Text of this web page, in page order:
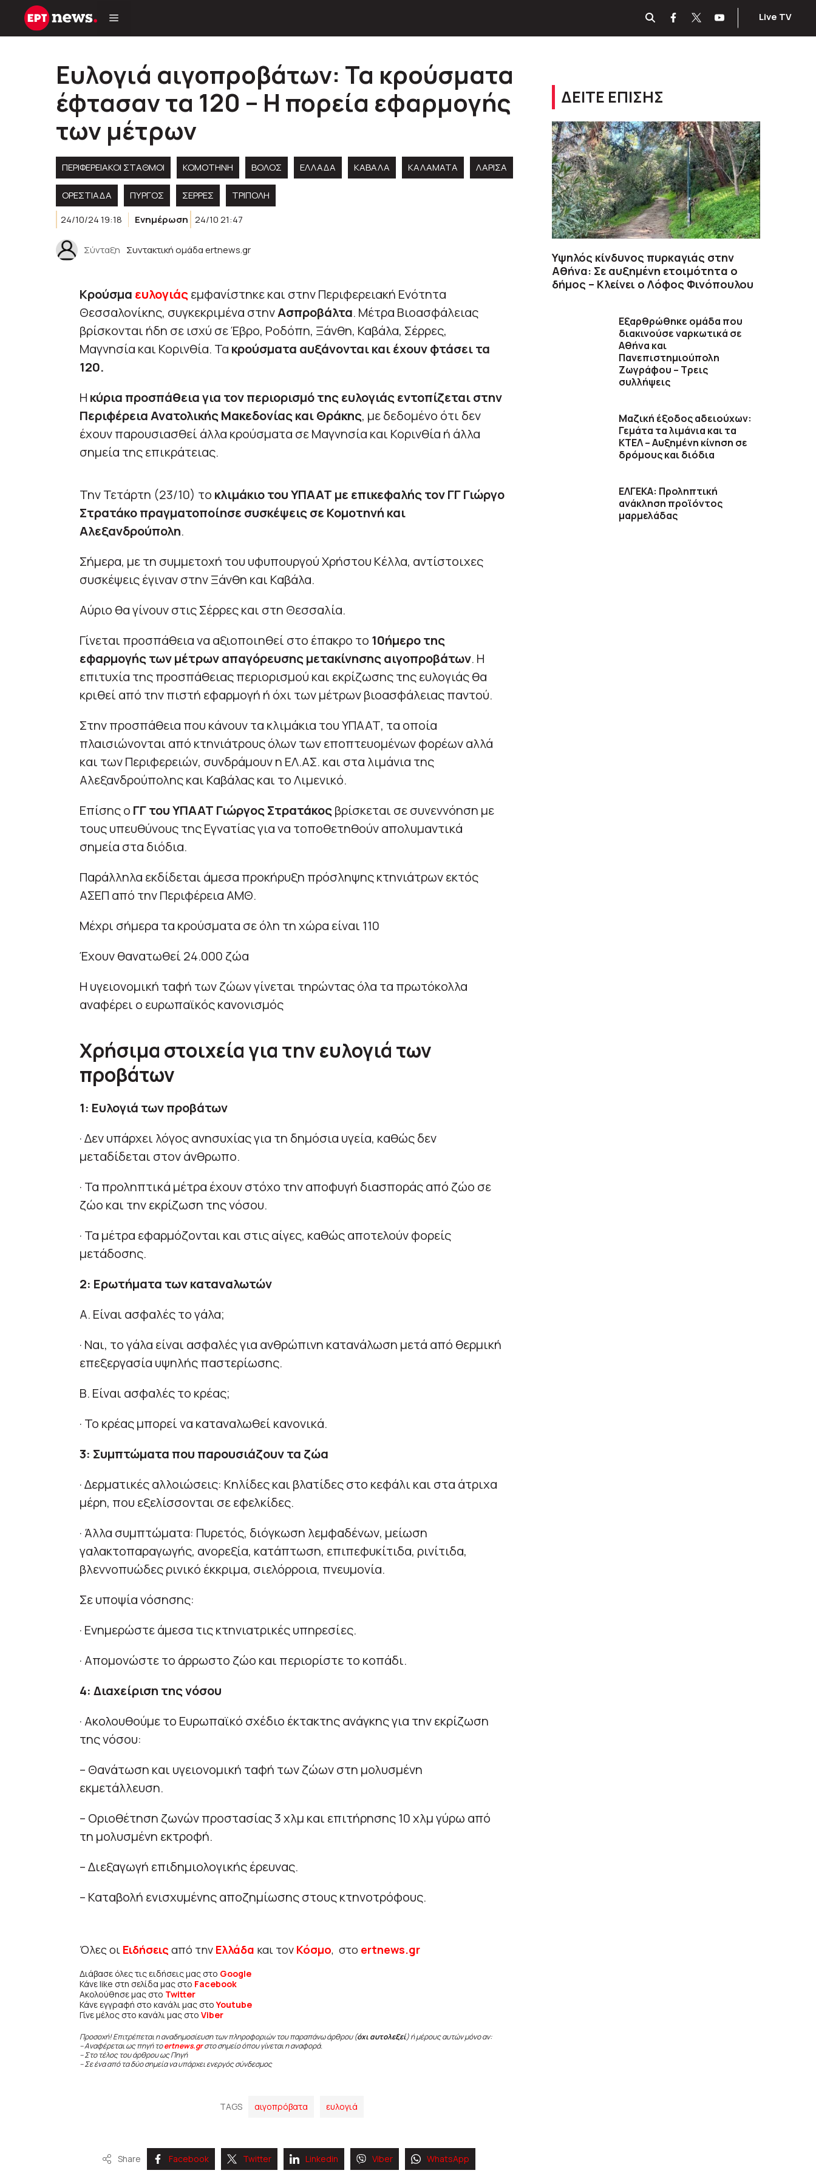
Μετάβαση
Live TV
Ευλογιά αιγοπροβάτων: Τα κρούσματα
έφτασαν τα 120 – Η πορεία εφαρμογής
των μέτρων
ΠΕΡΙΦΕΡΕΙΑΚΟΊ ΣΤΑΘΜΟΊ KOMOTHNH ΒΟΛΟΣ ΕΛΛΑΔΑ ΚΑΒΑΛΑ ΚΑΛΑΜΑΤΑ ΛΑΡΙΣΑ
ΟΡΕΣΤΙΑΔΑ ΠΥΡΓΟΣ ΣΕΡΡΕΣ
ΤΡΙΠΟΛΗ
24/10/24 19:18
Ενημέρωση 24/10 21:47
Σύνταξη Συντακτική ομάδα ertnews.gr
Κρούσμα ευλογιάς εμφανίστηκε και στην Περιφερειακή Ενότητα
Θεσσαλονίκης, συγκεκριμένα στηνΑσπροβάλτα. Μέτρα Βιοασφάλειας
βρίσκονται ήδη σε ισχύ σε Έβρο, Ροδόπη, Ξάνθη, Καβάλα, Σέρρες,
Μαγνησία και Κορινθία. Τα κρούσματα αυξάνονται και έχουν φτάσει τα
120.
Η κύρια προσπάθεια για τον περιορισμό της ευλογιάς εντοπίζεται στην
Περιφέρεια Ανατολικής Μακεδονίας και Θράκης, με δεδομένο ότι δεν
έχουν παρουσιασθεί άλλα κρούσματα σε Μαγνησία και Κορινθία ή άλλα
σημεία της επικράτειας.
Την Τετάρτη (23/10) το κλιμάκιο του ΥΠΑΑΤ με επικεφαλής τον ΓΓ Γιώργο
Στρατάκο πραγματοποίησε συσκέψεις σε Κομοτηνή και
Αλεξανδρούπολη.
Σήμερα, με τη συμμετοχή του υφυπουργού Χρήστου Κέλλα, αντίστοιχες
συσκέψεις έγιναν στην Ξάνθη και Καβάλα.
Αύριο θα γίνουν στις Σέρρες και στη Θεσσαλία.
Γίνεται προσπάθεια να αξιοποιηθεί στο έπακρο το 10ήμερο της
εφαρμογής των μέτρων απαγόρευσης μετακίνησης αιγοπροβάτων. Η
επιτυχία της προσπάθειας περιορισμού και εκρίζωσης της ευλογιάς θα
κριθεί από την πιστή εφαρμογή ή όχι των μέτρων βιοασφάλειας παντού.
Στην προσπάθεια που κάνουν τα κλιμάκια του ΥΠΑΑΤ, τα οποία
πλαισιώνονται από κτηνιάτρους όλων των εποπτευομένων φορέων αλλά
και των Περιφερειών, συνδράμουν η ΕΛ.ΑΣ. και στα λιμάνια της
Αλεξανδρούπολης και Καβάλας και το Λιμενικό.
Επίσης ο ΓΓ του ΥΠΑΑΤ Γιώργος Στρατάκοςβρίσκεται σε συνεννόηση με
τους υπευθύνους της Εγνατίας για να τοποθετηθούν απολυμαντικά
σημεία στα διόδια.
Παράλληλα εκδίδεται άμεσα προκήρυξη πρόσληψης κτηνιάτρων εκτός
ΑΣΕΠ από την Περιφέρεια ΑΜΘ.
Μέχρι σήμερα τα κρούσματα σε όλη τη χώρα είναι 110
Έχουν θανατωθεί 24.000 ζώα
Η υγειονομική ταφή των ζώων γίνεται τηρώντας όλα τα πρωτόκολλα
αναφέρει ο ευρωπαϊκός κανονισμός
Χρήσιμα στοιχεία για την ευλογιά των
προβάτων
1: Ευλογιά των προβάτων
· Δεν υπάρχει λόγος ανησυχίας για τη δημόσια υγεία, καθώς δεν
μεταδίδεται στον άνθρωπο.
· Τα προληπτικά μέτρα έχουν στόχο την αποφυγή διασποράς από ζώο σε
ζώο και την εκρίζωση της νόσου.
· Τα μέτρα εφαρμόζονται και στις αίγες, καθώς αποτελούν φορείς
μετάδοσης.
2: Ερωτήματα των καταναλωτών
Α. Είναι ασφαλές το γάλα;
· Ναι, το γάλα είναι ασφαλές για ανθρώπινη κατανάλωση μετά από θερμική
επεξεργασία υψηλής παστερίωσης.
Β. Είναι ασφαλές το κρέας;
· Το κρέας μπορεί να καταναλωθεί κανονικά.
3: Συμπτώματα που παρουσιάζουν τα ζώα
· Δερματικές αλλοιώσεις: Κηλίδες και βλατίδες στο κεφάλι και στα άτριχα
μέρη, που εξελίσσονται σε εφελκίδες.
· Άλλα συμπτώματα: Πυρετός, διόγκωση λεμφαδένων, μείωση
γαλακτοπαραγωγής, ανορεξία, κατάπτωση, επιπεφυκίτιδα, ρινίτιδα,
βλεννοπυώδες ρινικό έκκριμα, σιελόρροια, πνευμονία.
Σε υποψία νόσησης:
· Ενημερώστε άμεσα τις κτηνιατρικές υπηρεσίες.
· Απομονώστε το άρρωστο ζώο και περιορίστε το κοπάδι.
4: Διαχείριση της νόσου
· Ακολουθούμε το Ευρωπαϊκό σχέδιο έκτακτης ανάγκης για την εκρίζωση
της νόσου:
– Θανάτωση και υγειονομική ταφή των ζώων στη μολυσμένη
εκμετάλλευση.
– Οριοθέτηση ζωνών προστασίας 3 χλμ και επιτήρησης 10 χλμ γύρω από
τη μολυσμένη εκτροφή.
– Διεξαγωγή επιδημιολογικής έρευνας.
– Καταβολή ενισχυμένης αποζημίωσης στους κτηνοτρόφους.
Όλες οι Ειδήσεις από την Ελλάδα και τον Κόσμο, στο ertnews.gr
Διάβασε όλες τις ειδήσεις μας στο Google
Κάνε like στη σελίδα μας στο Facebook
Ακολούθησε μας στο Twitter
Κάνε εγγραφή στο κανάλι μας στοYoutube
Γίνε μέλος στο κανάλι μας στο Viber
Προσοχή! Επιτρέπεται η αναδημοσίευση των πληροφοριών του παραπάνω άρθρου (όχι αυτολεξεί) ή μέρους αυτών μόνο αν:
– Αναφέρεται ως πηγή τοertnews.gr στο σημείο όπου γίνεται η αναφορά.
– Στο τέλος του άρθρου ως Πηγή
– Σε ένα από τα δύο σημεία να υπάρχει ενεργός σύνδεσμος
TAGS αιγοπρόβατα ευλογιά
Share Facebook Twitter Linkedin Viber WhatsApp
ΔΕΙΤΕ ΕΠΙΣΗΣ
Υψηλός κίνδυνος πυρκαγιάς στην
Αθήνα: Σε αυξημένη ετοιμότητα ο
δήμος – Κλείνει ο Λόφος Φινόπουλου
Εξαρθρώθηκε ομάδα που
διακινούσε ναρκωτικά σε
Αθήνα και
Πανεπιστημιούπολη
Ζωγράφου – Τρεις
συλλήψεις
Μαζική έξοδος αδειούχων:
Γεμάτα τα λιμάνια και τα
ΚΤΕΛ – Αυξημένη κίνηση σε
δρόμους και διόδια
ΕΛΓΕΚΑ: Προληπτική
ανάκληση προϊόντος
μαρμελάδας